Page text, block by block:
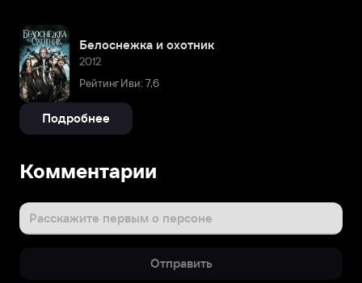
Белоснежка и охотник
2012
Рейтинг Иви: 7,6
Подробнее
Комментарии
Расскажите первым о персоне
Отправить